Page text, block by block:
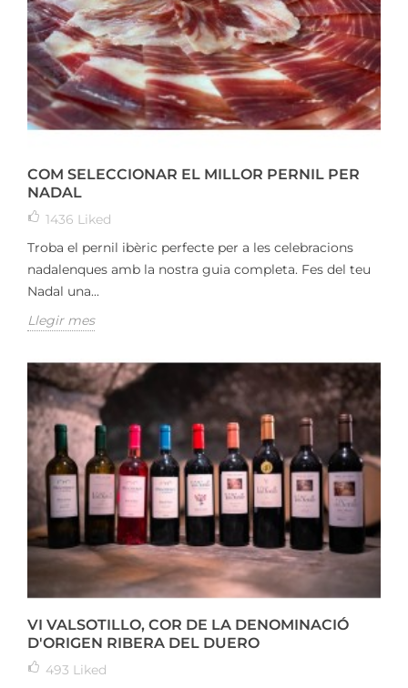
COM SELECCIONAR EL MILLOR PERNIL PER
NADAL
1436 Liked
Troba el pernil ibèric perfecte per a les celebracions
nadalenques amb la nostra guia completa. Fes del teu
Nadal una...
Llegir mes
VI VALSOTILLO, COR DE LA DENOMINACIÓ
D'ORIGEN RIBERA DEL DUERO
493 Liked